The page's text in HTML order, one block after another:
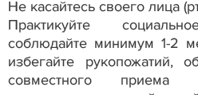
Не касайтесь своего лица
Практикуйте
соблюдайте минимум 1-2
избегайте рукопожатий,
совместного приема